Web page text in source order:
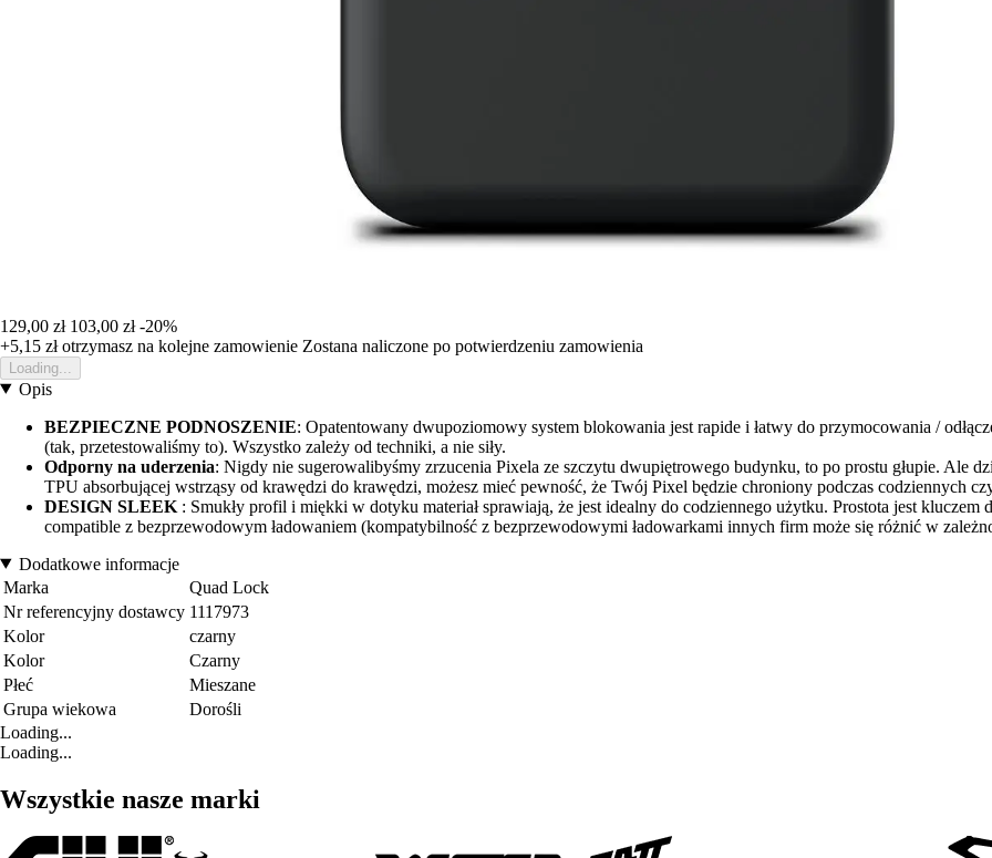
129,00 zł 103,00 zł -20%
+5,15 złotrzymasz na kolejne zamowienie Zostana naliczone po potwierdzeniu zamowienia
Loading...
Opis
BEZPIECZNE PODNOSZENIE: Opatentowany dwupoziomowy system blokowania jest rapide i łatwy do przymocowania /
(tak, przetestowaliśmy to). Wszystko zależy od techniki, a nie siły.
Odporny na uderzenia: Nigdy nie sugerowalibyśmy zrzucenia Pixela ze szczytu dwupiętrowego budynku, to po prostu głupie. Ale
TPU absorbującej wstrząsy od krawędzi do krawędzi, możesz mieć pewność, że Twój Pixel będzie chroniony podczas codziennych
DESIGN SLEEK : Smukły profil i miękki w dotyku materiał sprawiają, że jest idealny do codziennego użytku. Prostota jest
compatible z bezprzewodowym ładowaniem (kompatybilność z bezprzewodowymi ładowarkami innych firm może się różnić w
Dodatkowe informacje
Marka
Quad Lock
Nr referencyjny dostawcy 1117973
Kolor
czarny
Kolor
Czarny
Płeć
Mieszane
Grupa wiekowa
Dorośli
Loading...
Loading...
Wszystkie nasze marki